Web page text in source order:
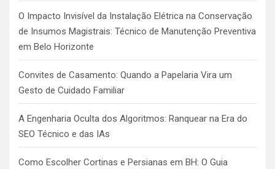
O Impacto Invisível da Instalação Elétrica na Conservação
de Insumos Magistrais: Técnico de Manutenção Preventiva
em Belo Horizonte
Convites de Casamento: Quando a Papelaria Vira um
Gesto de Cuidado Familiar
A Engenharia Oculta dos Algoritmos: Ranquear na Era do
SEO Técnico e das IAs
Como Escolher Cortinas e Persianas em BH: O Guia